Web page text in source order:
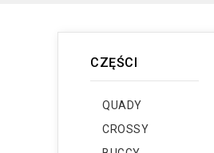
CZĘŚCI
QUADY
CROSSY